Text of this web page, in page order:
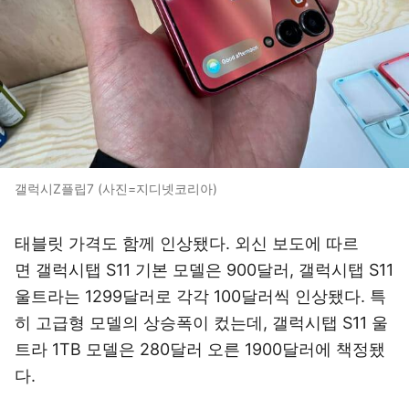
갤럭시Z플립7 (사진=지디넷코리아)
태블릿 가격도 함께 인상됐다. 외신 보도에 따르
면 갤럭시탭 S11 기본 모델은 900달러, 갤럭시탭 S11
울트라는 1299달러로 각각 100달러씩 인상됐다. 특
히 고급형 모델의 상승폭이 컸는데, 갤럭시탭 S11 울
트라 1TB 모델은 280달러 오른 1900달러에 책정됐
다.